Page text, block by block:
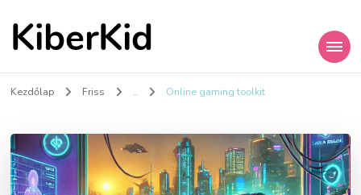
KiberKid
Kezdőlap Friss .. Online gaming toolkit